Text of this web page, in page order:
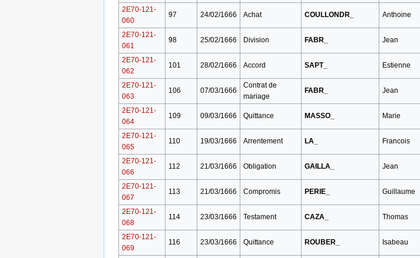
2E70-121-
060
97 24/02/1666 Achat COULLONDR_ Anthoine
2E70-121-
061
98 25/02/1666 Division FABR_ Jean
2E70-121-
062
101 28/02/1666 Accord SAPT_ Estienne
2E70-121-
063
106 07/03/1666
Contrat de
mariage
FABR_ Jean
2E70-121-
064
109 09/03/1666 Quittance MASSO_ Marie
2E70-121-
065
110 19/03/1666 Arrentement LA_ Francois
2E70-121-
066
112 21/03/1666 Obligation GAILLA_ Jean
2E70-121-
067
113 21/03/1666 Compromis PERIE_ Guillaume
2E70-121-
068
114 23/03/1666 Testament CAZA_ Thomas
2E70-121-
069
116 23/03/1666 Quittance ROUBER_ Isabeau